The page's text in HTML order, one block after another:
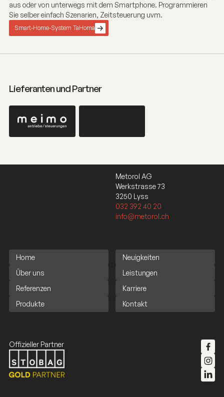
aus oder von unterwegs mit dem Smartphone. Programmieren
Sie selber einfach Szenarien, Zeitsteuerung uvm.
Smart-Home-System TaHoma
Lieferanten und Partner
Metorol AG
Werkstrasse 73
3250 Lyss
032 392 40 20
info@metorol.ch
Home
Über uns
Referenzen
Produkte
Neuigkeiten
Leistungen
Karriere
Kontakt
Offizieller Partner